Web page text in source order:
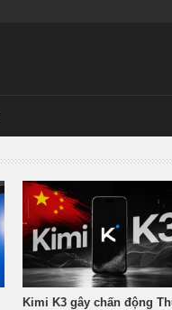
Kimi K3 gây chấn động